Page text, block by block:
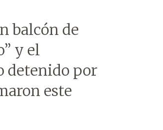
balcón de
y el
detenido por
este